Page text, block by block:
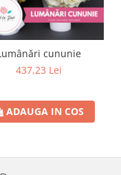
cununie
437,23 Lei
ADAUGA IN COS